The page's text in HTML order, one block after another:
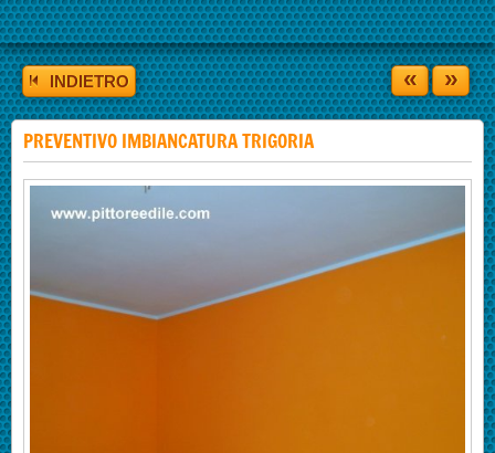
INDIETRO « »
PREVENTIVO IMBIANCATURA TRIGORIA